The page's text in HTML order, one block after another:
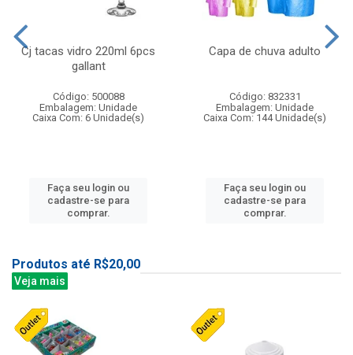
Cj tacas vidro 220ml 6pcs
gallant
Código: 500088
Embalagem: Unidade
Caixa Com: 6 Unidade(s)
Faça seu login ou
cadastre-se para
comprar.
Capa de chuva adulto
Código: 832331
Embalagem: Unidade
Caixa Com: 144 Unidade(s)
Faça seu login ou
cadastre-se para
comprar.
Produtos até R$20,00
Veja mais